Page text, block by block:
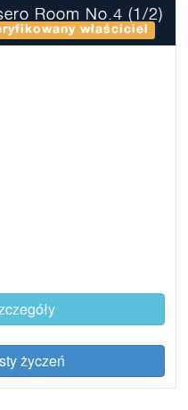
Room No.4 (1/2)
właściciel
życzeń